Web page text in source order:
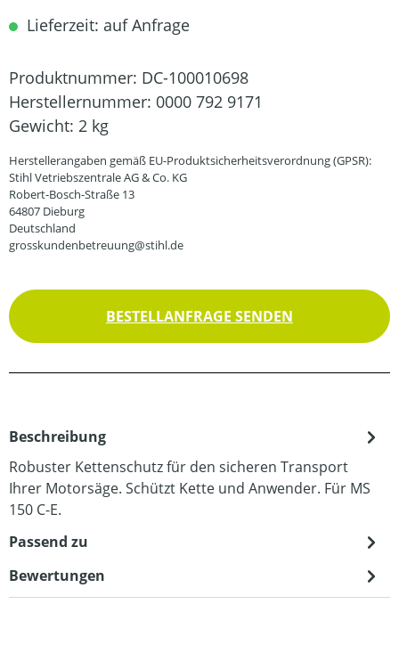
Lieferzeit: auf Anfrage
Produktnummer: DC-100010698
Herstellernummer: 0000 792 9171
Gewicht: 2 kg
Herstellerangaben gemäß EU-Produktsicherheitsverordnung (GPSR):
Stihl Vetriebszentrale AG & Co. KG
Robert-Bosch-Straße 13
64807 Dieburg
Deutschland
grosskundenbetreuung@stihl.de
BESTELLANFRAGE SENDEN
Beschreibung
Robuster Kettenschutz für den sicheren Transport
Ihrer Motorsäge. Schützt Kette und Anwender. Für MS
150 C-E.
Passend zu
Bewertungen